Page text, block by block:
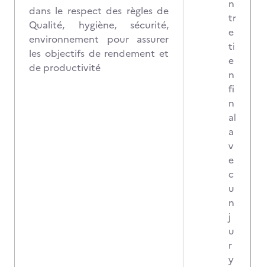
dans le respect des règles de
Qualité, hygiène, sécurité,
environnement pour assurer
les objectifs de rendement et
de productivité
n
tr
e
ti
e
n
fi
n
al
a
v
e
c
u
n
j
u
r
y